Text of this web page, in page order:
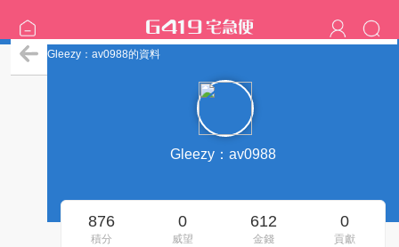
Gleezy：av0988的資料
Gleezy：av0988
876
積分
0
威望
612
金錢
0
貢獻